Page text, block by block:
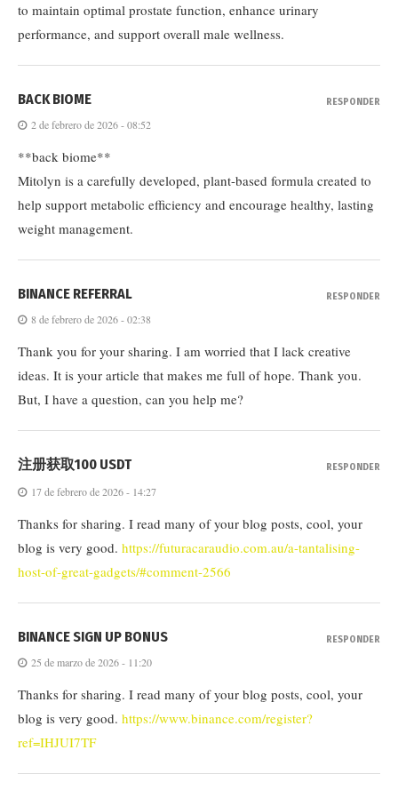
to maintain optimal prostate function, enhance urinary
performance, and support overall male wellness.
BACK BIOME
2 de febrero de 2026 - 08:52
**back biome**
Mitolyn is a carefully developed, plant-based formula created to
help support metabolic efficiency and encourage healthy, lasting
weight management.
RESPONDER
BINANCE REFERRAL
8 de febrero de 2026 - 02:38
Thank you for your sharing. I am worried that I lack creative
ideas. It is your article that makes me full of hope. Thank you.
But, I have a question, can you help me?
RESPONDER
注册获取100 USDT
17 de febrero de 2026 - 14:27
Thanks for sharing. I read many of your blog posts, cool, your
blog is very good. https://futuracaraudio.com.au/a-tantalising-
host-of-great-gadgets/#comment-2566
RESPONDER
BINANCE SIGN UP BONUS
25 de marzo de 2026 - 11:20
Thanks for sharing. I read many of your blog posts, cool, your
blog is very good. https://www.binance.com/register?
ref=IHJUI7TF
RESPONDER